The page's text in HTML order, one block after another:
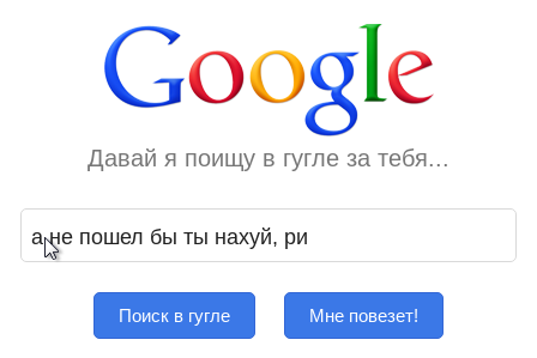
Давай я поищу в гугле за тебя...
Поиск в гугле Мне повезет!